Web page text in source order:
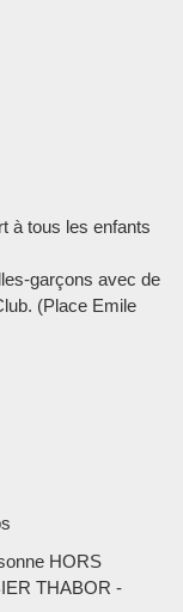
à tous les enfants
garçons avec de
(Place Emile
HORS
THABOR -